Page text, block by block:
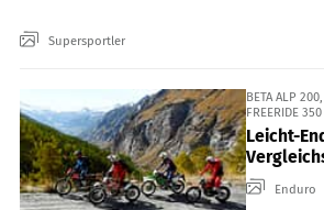
Supersportler
BETA ALP
FREERIDE
Leicht-
Enduro